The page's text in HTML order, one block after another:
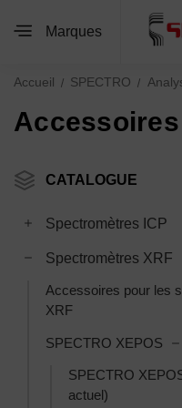
Marques
Accueil SPECTRO
Accessoires
CATALOGUE
Toggle Spectromètres
Spectromètres ICP
Toggle Spectromètres
Spectromètres XRF
Accessoires pour les
XRF
SPECTRO XEPOS
SPECTRO
actuel)